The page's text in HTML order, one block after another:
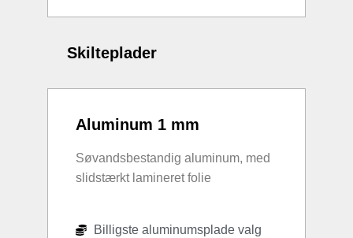
Skilteplader
Aluminum 1 mm
Søvandsbestandig aluminum, med
slidstærkt lamineret folie
Billigste aluminumsplade valg